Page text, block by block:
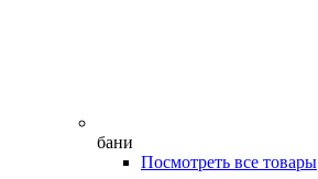
бани
Посмотреть все товары